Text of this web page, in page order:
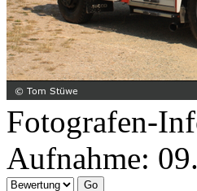
Fotografen-
Aufnahme: